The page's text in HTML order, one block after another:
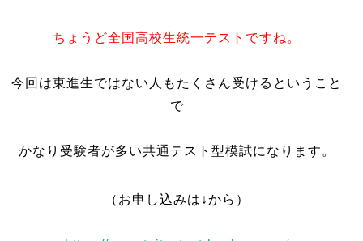
ちょうど全国高校生統一テストですね。
今回は東進生ではない人もたくさん受けるということ
で
かなり受験者が多い共通テスト型模試になります。
（お申し込みは↓から）